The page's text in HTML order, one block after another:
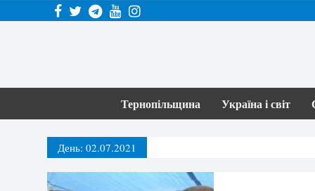
Тернопільщина Україна і світ
День: 02.07.2021